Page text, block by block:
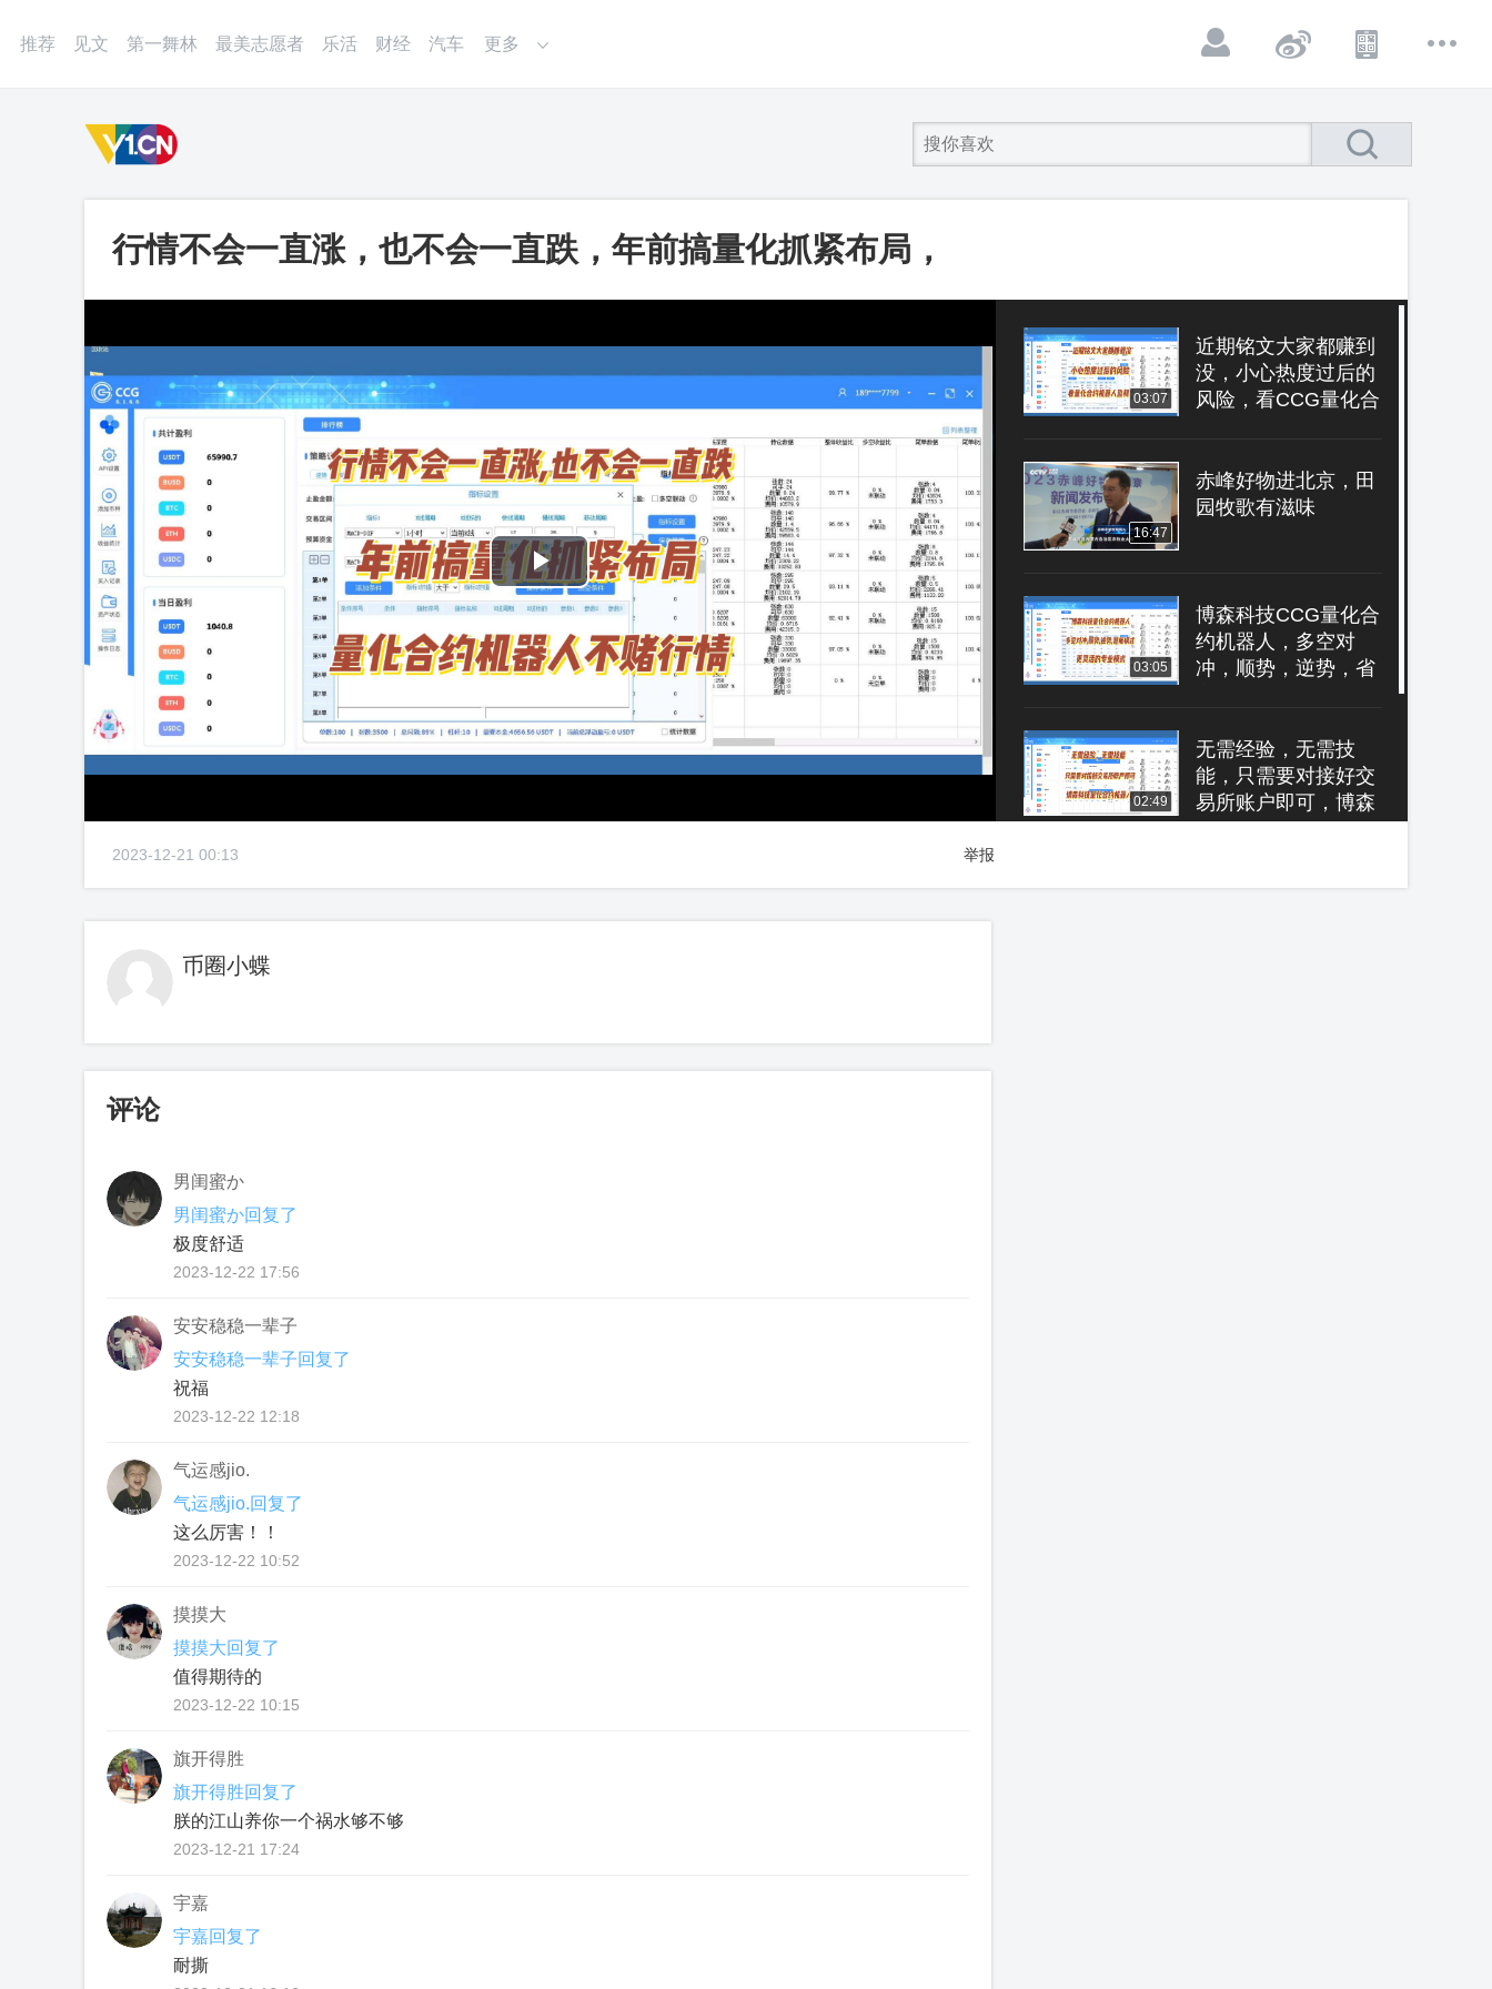
推荐 见文 第一舞林 最美志愿者 乐活 财经 汽车 更多
行情不会一直涨，也不会一直跌，年前搞量化抓紧布局，
CCG量化合约机器人不赌行情_第一视频
Play
Video
03:07
近期铭文大家都赚到
没，小心热度过后的
风险，看CCG量化合
16:47
赤峰好物进北京，田
园牧歌有滋味
03:05
博森科技CCG量化合
约机器人，多空对
冲，顺势，逆势，省
02:49
无需经验，无需技
能，只需要对接好交
易所账户即可，博森
赚得稳，赚得久，比
2023-12-21 00:13 举报
币圈小蝶
评论
男闺蜜か
男闺蜜か回复了
极度舒适
2023-12-22 17:56
安安稳稳一辈子
安安稳稳一辈子回复了
祝福
2023-12-22 12:18
气运感jio.
气运感jio.回复了
这么厉害！！
2023-12-22 10:52
摸摸大
摸摸大回复了
值得期待的
2023-12-22 10:15
旗开得胜
旗开得胜回复了
朕的江⼭养你⼀个祸⽔够不够
2023-12-21 17:24
宇嘉
宇嘉回复了
耐撕